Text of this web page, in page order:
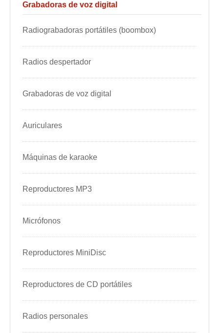
Grabadoras de voz digital
Radiograbadoras portátiles (boombox)
Radios despertador
Grabadoras de voz digital
Auriculares
Máquinas de karaoke
Reproductores MP3
Micrófonos
Reproductores MiniDisc
Reproductores de CD portátiles
Radios personales